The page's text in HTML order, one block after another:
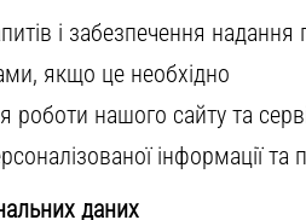
і забезпечення надання
якщо це необхідно
роботи нашого сайту та
інформації та
даних